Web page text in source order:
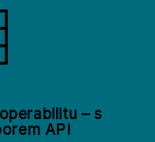
– s
API